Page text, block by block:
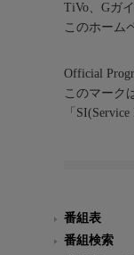
TiVo、Gガ
このホーム
Official
このマーク
「
番組表
番組検索